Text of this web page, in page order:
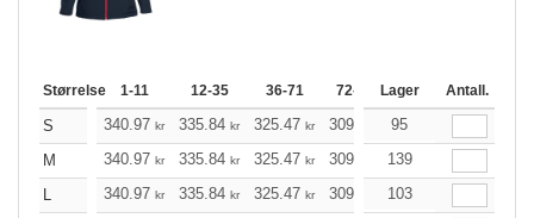
Størrelse 1-11 12-35 36-71 72-143 144-287
Lager Antall.
S 340.97 kr 335.84 kr 325.47 kr 309.97 294.47
95
M
340.97 kr 335.84 kr 325.47 kr 309.97 kr 294.47
139
L
340.97 kr 335.84 kr 325.47 kr 309.97 kr 294.47
103